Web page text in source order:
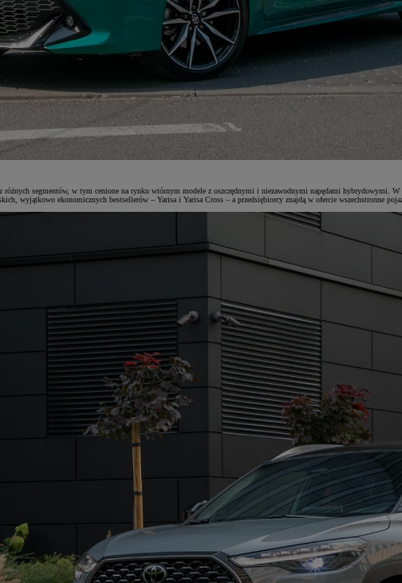
segmentów, w tym cenione na rynku wtórnym modele z oszczędnymi i niezawodnymi napędami hybrydowymi.
wyjątkowo ekonomicznych bestsellerów – Yarisa i Yarisa Cross – a przedsiębiorcy znajdą w ofercie wszechstronne